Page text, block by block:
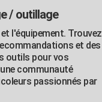
/ outillage
l'équipement. Trouvez
et des
outils pour vos
communauté
passionnés par